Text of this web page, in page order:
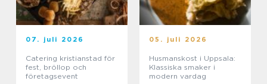
07. juli 2026
Catering kristianstad för
fest, bröllop och
företagsevent
05. juli 2026
Husmanskost i Uppsala:
Klassiska smaker i
modern vardag